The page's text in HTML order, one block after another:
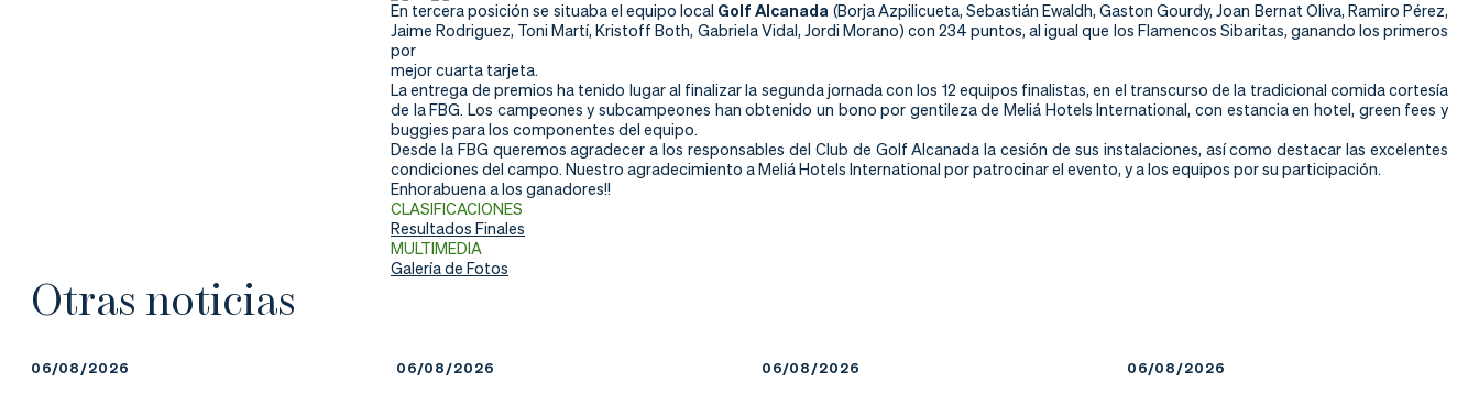
En tercera posición se situaba el equipo local Golf Alcanada (Borja Azpilicueta, Sebastián Ewaldh, Gaston Gourdy, Joan Bernat Oliva, Ramiro Pérez,
Jaime Rodriguez, Toni Martí, Kristoff Both, Gabriela Vidal, Jordi Morano) con 234 puntos, al igual que los Flamencos Sibaritas, ganando los primeros
por
mejor cuarta tarjeta.
La entrega de premios ha tenido lugar al finalizar la segunda jornada con los 12 equipos finalistas, en el transcurso de la tradicional comida cortesía
de la FBG. Los campeones y subcampeones han obtenido un bono por gentileza de Meliá Hotels International, con estancia en hotel, green fees y
buggies para los componentes del equipo.
Desde la FBG queremos agradecer a los responsables del Club de Golf Alcanada la cesión de sus instalaciones, así como destacar las excelentes
condiciones del campo. Nuestro agradecimiento a Meliá Hotels International por patrocinar el evento, y a los equipos por su participación.
Enhorabuena a los ganadores!!
CLASIFICACIONES
Resultados Finales
MULTIMEDIA
Galería de Fotos
Otras noticias
06/08/2026 06/08/2026 06/08/2026 06/08/2026